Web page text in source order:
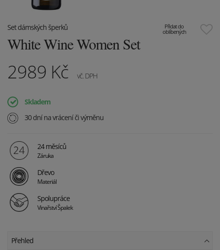
Přidat do
oblíbených
Set dámských šperků
White Wine Women Set
2989 Kč vč. DPH
Skladem
30 dní na vrácení či výměnu
24 měsíců
Záruka
Dřevo
Materiál
Spolupráce
Vinařství Špalek
Přehled